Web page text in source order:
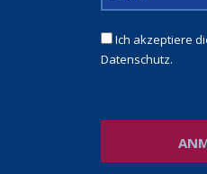
Ich akzeptiere
Datenschutz.